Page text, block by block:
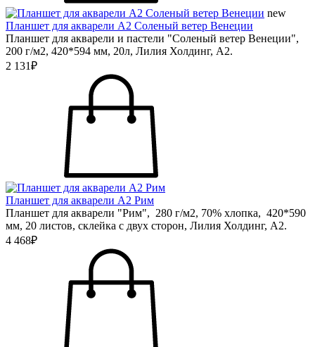
new
Планшет для акварели А2 Соленый ветер Венеции
Планшет для акварели и пастели "Соленый ветер Венеции",
200 г/м2, 420*594 мм, 20л, Лилия Холдинг, А2.
2 131₽
Планшет для акварели А2 Рим
Планшет для акварели "Рим", 280 г/м2, 70% хлопка, 420*590
мм, 20 листов, склейка с двух сторон, Лилия Холдинг, А2.
4 468₽